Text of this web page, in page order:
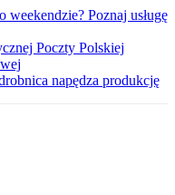
weekendzie? Poznaj usługę
Poczty Polskiej
napędza produkcję